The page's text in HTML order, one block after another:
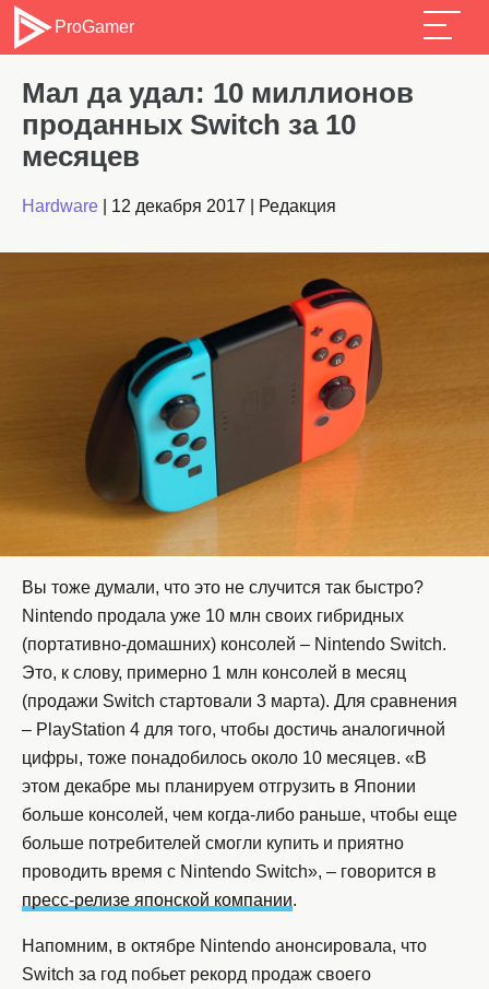
ProGamer
Мал да удал: 10 миллионов
проданных Switch за 10
месяцев
Hardware 12 декабря 2017 Редакция
Вы тоже думали, что это не случится так быстро?
Nintendo продала уже 10 млн своих гибридных
(портативно-домашних) консолей – Nintendo Switch.
Это, к слову, примерно 1 млн консолей в месяц
(продажи Switch стартовали 3 марта). Для сравнения
– PlayStation 4 для того, чтобы достичь аналогичной
цифры, тоже понадобилось около 10 месяцев. «В
этом декабре мы планируем отгрузить в Японии
больше консолей, чем когда-либо раньше, чтобы еще
больше потребителей смогли купить и приятно
проводить время с Nintendo Switch», – говорится в
пресс-релизе японской компании.
Напомним, в октябре Nintendo анонсировала, что
Switch за год побьет рекорд продаж своего